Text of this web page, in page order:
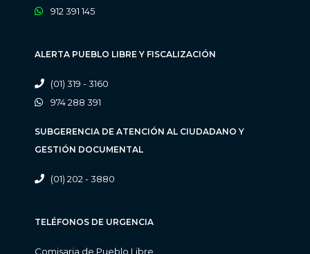
912 391 145
ALERTA PUEBLO LIBRE Y FISCALIZACIÓN
(01) 319 - 3160
974 288 391
SUBGERENCIA DE ATENCIÓN AL CIUDADANO Y
GESTIÓN DOCUMENTAL
(01) 202 - 3880
TELÉFONOS DE URGENCIA
Comisaria de Pueblo Libre